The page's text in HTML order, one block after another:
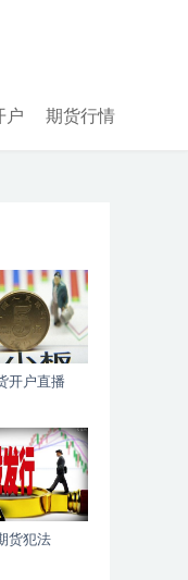
户 期货行情
开户直播
货犯法